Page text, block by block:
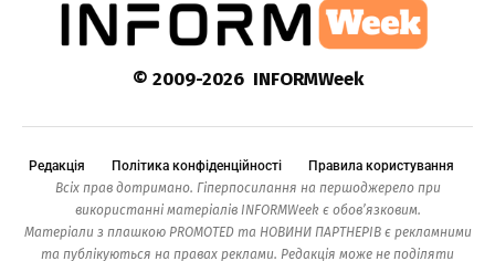
© 2009-2026 INFORMWeek
Редакція Політика конфіденційності
Правила користування
Всіх прав дотримано. Гіперпосилання на першоджерело при
використанні матеріалів INFORMWeek є обов’язковим.
Матеріали з плашкою PROMOTED та НОВИНИ ПАРТНЕРІВ є рекламними
та публікуються на правах реклами. Редакція може не поділяти